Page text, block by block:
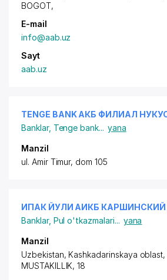
BOGOT,
E-mail
info@aab.uz
Sayt
aab.uz
TENGE BANK АКБ ФИЛИАЛ
Banklar, Tenge bank... yana
Manzil
ul. Amir Timur, dom 105
ИПАК ЙУЛИ АИКБ
Banklar, Pul o'tkazmalari... yana
Manzil
Uzbekistan, Kashkadarinskaya oblast,
MUSTAKILLIK, 18